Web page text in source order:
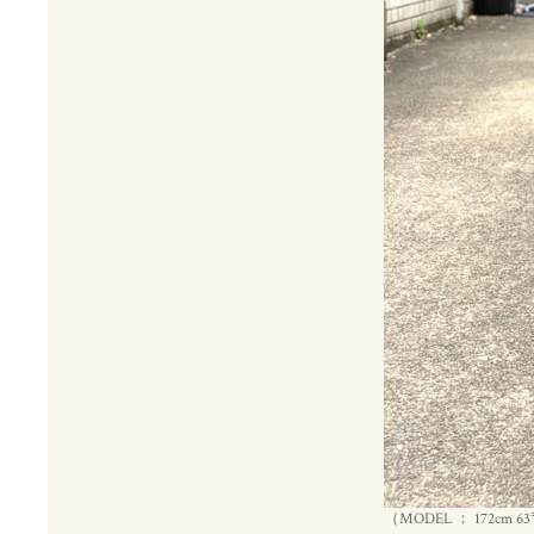
（MODEL ： 172cm